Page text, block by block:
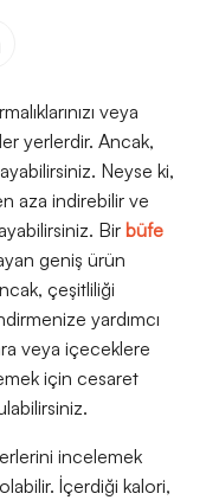
veya
yerlerdir. Ancak,
Neyse ki,
aza indirebilir ve
Bir büfe
geniş ürün
çeşitliliği
yardımcı
veya içeceklere
için cesaret
incelemek
olabilir. İçerdiği kalori,